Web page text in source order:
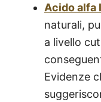
Acido alfa
naturali,
a livello
Evidenze